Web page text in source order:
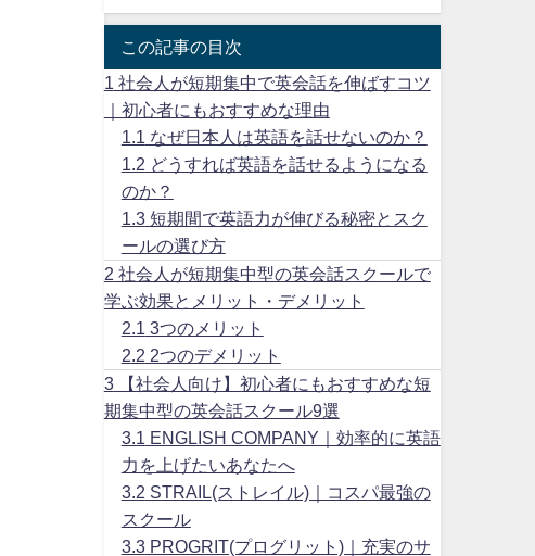
この記事の目次
1 社会人が短期集中で英会話を伸ばすコツ
｜初心者にもおすすめな理由
1.1
なぜ日本人は英語を話せないのか？
1.2 どうすれば英語を話せるようになる
のか？
1.3短期間で英語力が伸びる秘密とスク
ールの選び方
2 社会人が短期集中型の英会話スクールで
学ぶ効果とメリット・デメリット
2.1 3つのメリット
2.2 2つのデメリット
3【社会人向け】初心者にもおすすめな短
期集中型の英会話スクール9選
3.1
ENGLISH COMPANY｜効率的に英語
力を上げたいあなたへ
3.2 STRAIL(ストレイル)｜コスパ最強の
スクール
3.3PROGRIT(プログリット)｜充実のサ